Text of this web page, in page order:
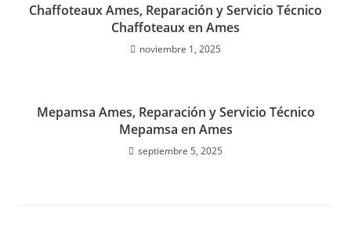
Chaffoteaux Ames, Reparación y Servicio Técnico
Chaffoteaux en Ames
noviembre 1, 2025
Mepamsa Ames, Reparación y Servicio Técnico
Mepamsa en Ames
septiembre 5, 2025